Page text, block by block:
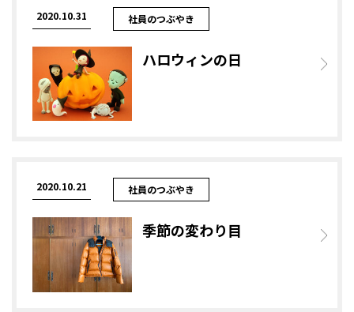
2020.10.31 社員のつぶやき
ハロウィンの日
2020.10.21 社員のつぶやき
季節の変わり目